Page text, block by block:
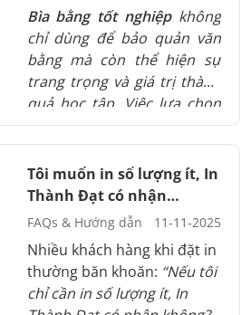
Bìa bằng tốt nghiệpkhông
chỉ dùng để bảo quản văn
bằng mà còn thể hiện sự
trang trọng và giá trị thành
quả học tập. Việc lựa chọn
đúng chất liệu, kỹ thuật in
và màu sắc giúp bằng cấp
bền đẹp theo thời gian, hạn
chế hư hỏng và xuống cấp
trong quá trình sử dụng,
lưu trữ.
Tôi muốn in số lượng ít, In
Thành Đạt có nhận
không?
FAQs & Hướng dẫn 11-11-2025
Nhiều khách hàng khi đặt in
thường băn khoăn: “Nếu tôi
chỉ cần in số lượng ít, In